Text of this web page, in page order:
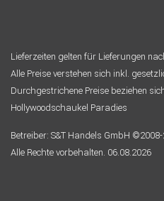
Lieferzeiten gelten für Lieferungen
Alle Preise verstehen sich inkl.
Durchgestrichene Preise beziehen
Hollywoodschaukel Paradies
Betreiber: S&T Handels GmbH
Alle Rechte vorbehalten. 06.08.2026